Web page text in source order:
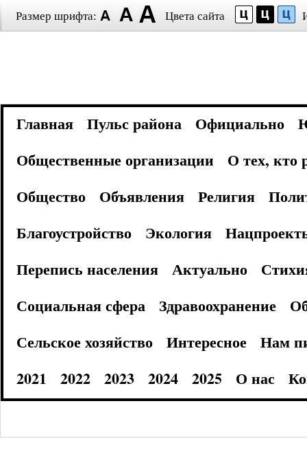
Размер шрифта: Цвета сайта
Главная Пульс района Официально
Общественные организации
О тех, кто
Общество
Объявления Религия
Благоустройство
Экология
Перепись населения
Актуально
Социальная сфера
Здравоохранение
Сельское хозяйство
Интересное
Нам
2021
2022 2023 2024 2025 О нас